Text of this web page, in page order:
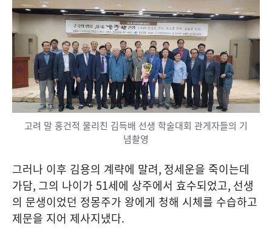
고려 말 홍건적 물리친 김득배 선생 학술대회 관게자들의 기
념촬영
그러나 이후 김용의 계략에 말려, 정세운을 죽이는데
가담, 그의 나이가 51세에 상주에서 효수되었고, 선생
의 문생이었던 정몽주가 왕에게 청해 시체를 수습하고
제문을 지어 제사지냈다.